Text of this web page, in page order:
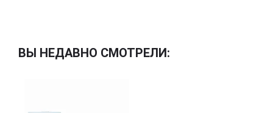
ВЫ НЕДАВНО СМОТРЕЛИ: